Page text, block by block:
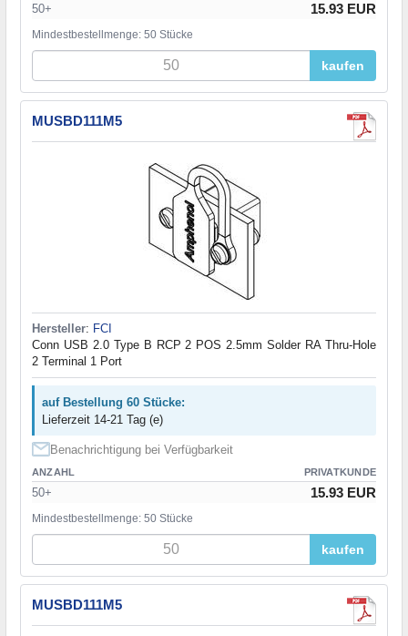
50+ 15.93 EUR
Mindestbestellmenge: 50 Stücke
kaufen
MUSBD111M5
Hersteller: FCI
Conn USB 2.0 Type B RCP 2 POS 2.5mm Solder RA Thru-Hole
2 Terminal 1 Port
auf Bestellung 60 Stücke:
Lieferzeit 14-21 Tag (e)
Benachrichtigung bei Verfügbarkeit
ANZAHL PRIVATKUNDE
50+ 15.93 EUR
Mindestbestellmenge: 50 Stücke
kaufen
MUSBD111M5